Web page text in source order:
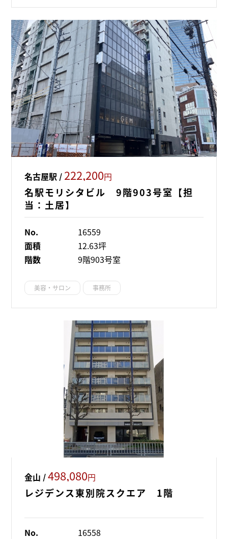
名古屋駅 / 222,200円
名駅モリシタビル 9階903号室【担
当：土居】
No.
16559
面積
12.63坪
階数
9階903号室
美容・サロン 事務所
金山 /498,080円
レジデンス東別院スクエア 1階
No.
16558